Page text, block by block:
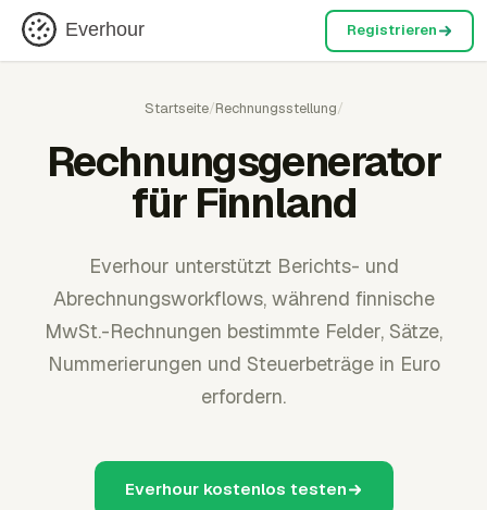
Everhour Registrieren
Startseite/Rechnungsstellung/
Rechnungsgenerator
für Finnland
Everhour unterstützt Berichts- und
Abrechnungsworkflows, während finnische
MwSt.-Rechnungen bestimmte Felder, Sätze,
Nummerierungen und Steuerbeträge in Euro
erfordern.
Everhour kostenlos testen